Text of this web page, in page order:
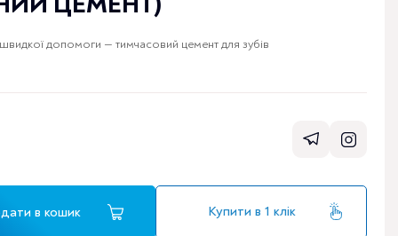
допомоги — тимчасовий цемент для зубів
в кошик Купити в 1 клік